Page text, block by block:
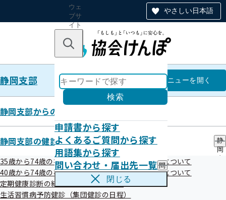
やさしい日本語
ウェ
ブサ
イト
のナ
ン
キーワードで探す
検索
申請書から探す
よくあるご質問から探す
用語集から探す
問い合わせ・届出先一覧 問
い
閉じる
静岡支部 静岡支部
メニューを開く
静岡支部からのお知らせ
静岡支部の健診・保健指導のご案内
静
岡
35歳から74歳の被保険者（ご本人）様の健康診断について
40歳から74歳の被扶養者（ご家族）様の健康診断について
定期健康診断の結果をご提供願います
生活習慣病予防健診（集団健診の日程）
令和8年度 生活習慣病予防健診の
受診勧奨業務委託について
令和08年07月16日